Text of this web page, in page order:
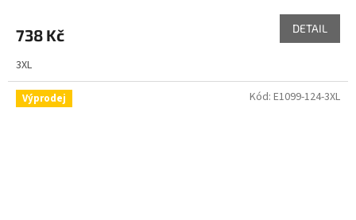
738 Kč DETAIL
3XL
Výprodej Kód: E1099-124-3XL